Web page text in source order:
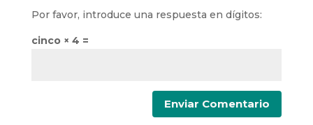
Por favor, introduce una respuesta en dígitos:
cinco × 4 =